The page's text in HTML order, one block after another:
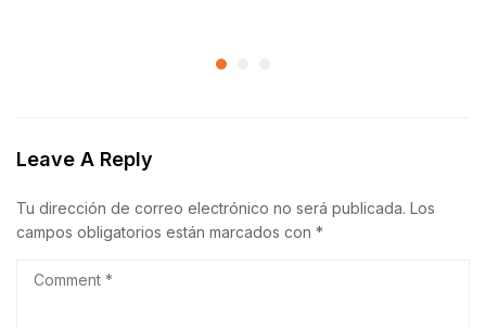
Leave A Reply
Tu dirección de correo electrónico no será publicada. Los
campos obligatorios están marcados con *